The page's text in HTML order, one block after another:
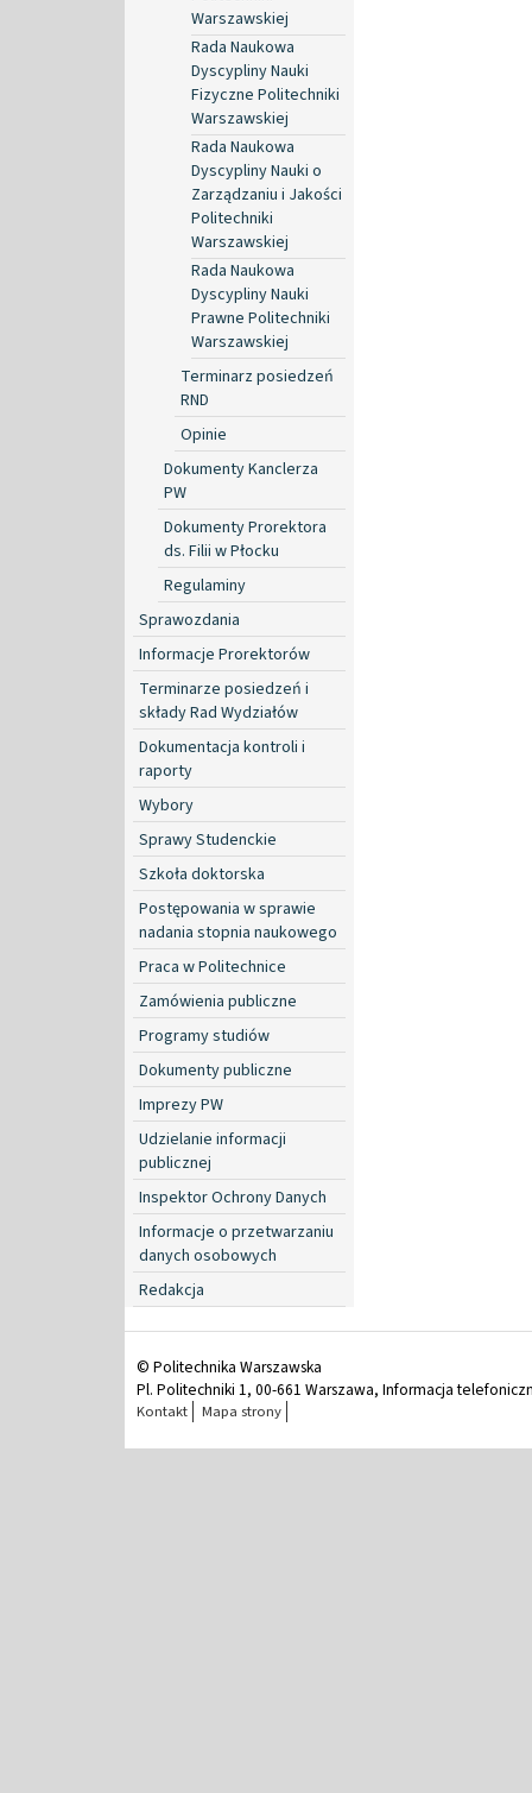
Warszawskiej
Rada Naukowa
Dyscypliny Nauki
Fizyczne Politechniki
Warszawskiej
Rada Naukowa
Dyscypliny Nauki o
Zarządzaniu i Jakości
Politechniki
Warszawskiej
Rada Naukowa
Dyscypliny Nauki
Prawne Politechniki
Warszawskiej
Terminarz posiedzeń
RND
Opinie
Dokumenty Kanclerza
PW
Dokumenty Prorektora
ds. Filii w Płocku
Regulaminy
Sprawozdania
Informacje Prorektorów
Terminarze posiedzeń i
składy Rad Wydziałów
Dokumentacja kontroli i
raporty
Wybory
Sprawy Studenckie
Szkoła doktorska
Postępowania w sprawie
nadania stopnia naukowego
Praca w Politechnice
Zamówienia publiczne
Programy studiów
Dokumenty publiczne
Imprezy PW
Udzielanie informacji
publicznej
Inspektor Ochrony Danych
Informacje o przetwarzaniu
danych osobowych
Redakcja
© Politechnika Warszawska
Pl. Politechniki 1, 00-661 Warszawa, Informacja
Kontakt Mapa strony